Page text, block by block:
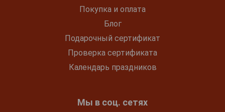
Покупка и оплата
Блог
Подарочный сертификат
Проверка сертификата
Календарь праздников
Мы в соц. сетях